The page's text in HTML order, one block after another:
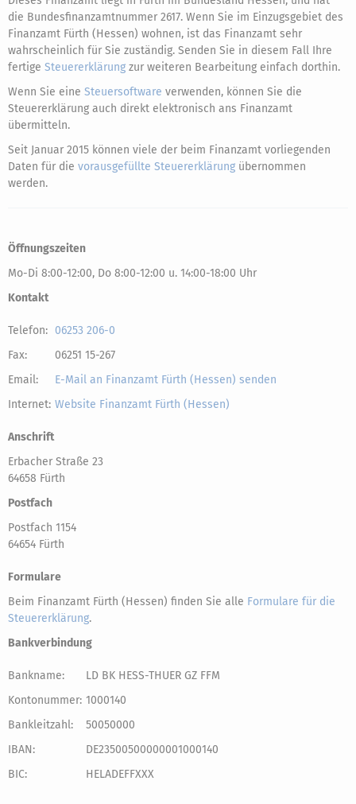
die Bundesfinanzamtnummer 2617. Wenn Sie im Einzugsgebiet des
Finanzamt Fürth (Hessen) wohnen, ist das Finanzamt sehr
wahrscheinlich für Sie zuständig. Senden Sie in diesem Fall Ihre
fertige Steuererklärung zur weiteren Bearbeitung einfach dorthin.
Wenn Sie eine Steuersoftware verwenden, können Sie die
Steuererklärung auch direkt elektronisch ans Finanzamt
übermitteln.
Seit Januar 2015 können viele der beim Finanzamt vorliegenden
Daten für die vorausgefüllte Steuererklärung übernommen
werden.
Öffnungszeiten
Mo-Di 8:00-12:00, Do 8:00-12:00 u. 14:00-18:00 Uhr
Kontakt
Telefon: 06253 206-0
Fax:
06251 15-267
Email:
E-Mail an Finanzamt Fürth (Hessen) senden
Internet: Website Finanzamt Fürth (Hessen)
Anschrift
Erbacher Straße 23
64658 Fürth
Postfach
Postfach 1154
64654 Fürth
Formulare
Beim Finanzamt Fürth (Hessen) finden Sie alle Formulare für die
Steuererklärung.
Bankverbindung
Bankname:
LD BK HESS-THUER GZ FFM
Kontonummer: 1000140
Bankleitzahl:
50050000
IBAN:
DE23500500000001000140
BIC:
HELADEFFXXX